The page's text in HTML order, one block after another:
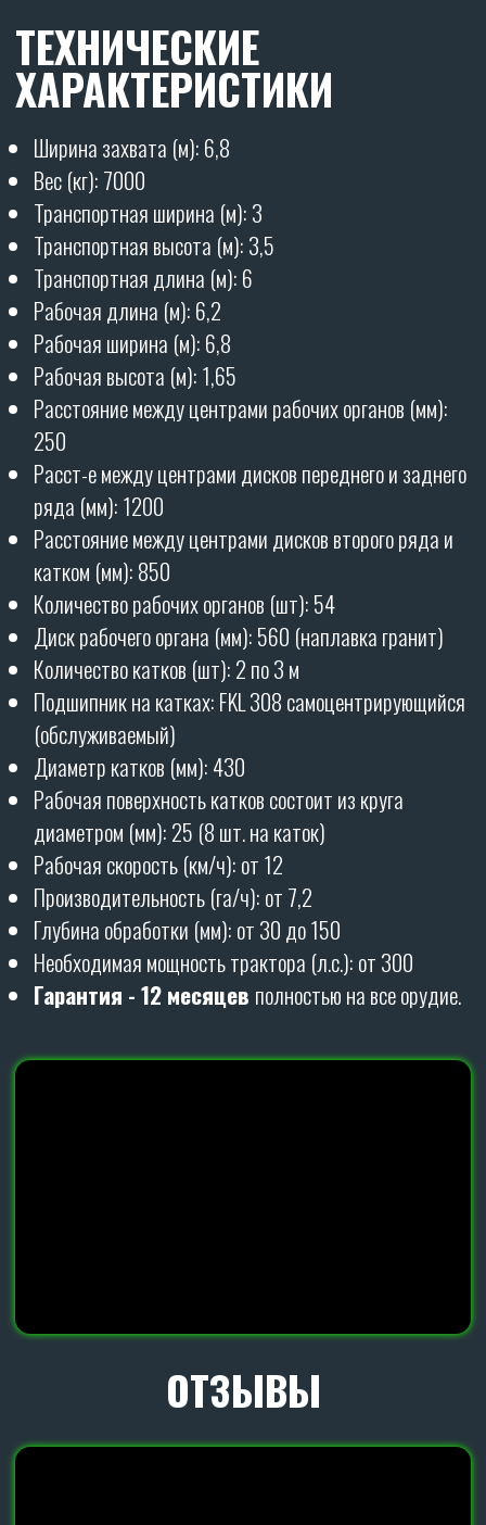
Рабочая поверхность катков состоит из круга
диаметром (мм): 25 (8 шт. на каток)
Рабочая скорость (км/ч): от 12
Производительность (га/ч): от 7,2
Необходимая мощность трактора (л.с.): от 300
Гарантия - 12 месяцев
БОРОНЫ ПРОИЗВОДЯТСЯ
НА90%ИЗ СОБСТВЕННЫХ
КОМПЛЕКТУЮЩИХ